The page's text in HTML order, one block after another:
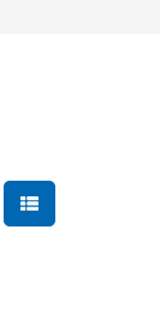
resultados
Mostrar